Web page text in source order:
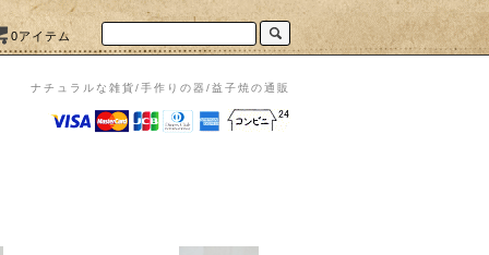
0アイテム
ナチュラルな雑貨/手作りの器/益子焼の通販